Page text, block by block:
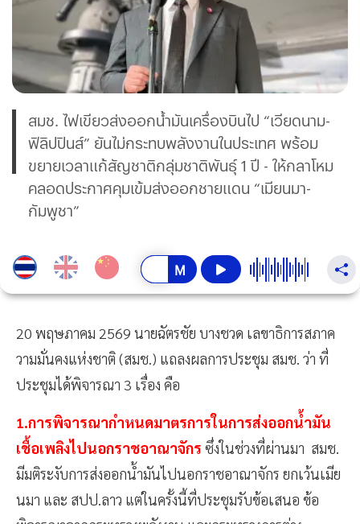
สมช. ไฟเขียวส่งออกน้ำมันเครื่องบินไป “เวียดนาม-
ฟิลิปปินส์” ยันไม่กระทบพลังงานในประเทศ พร้อม
ขยายเวลาแก้สัญชาติกลุ่มชาติพันธุ์ 1 ปี - ให้กลาโหม
คลอดประกาศคุมเข้มส่งออกชายแดน “เมียนมา-
กัมพูชา”
20 พฤษภาคม 2569 นายฉัตรชัย บางชวด เลขาธิการสภาค
วามมั่นคงแห่งชาติ (สมช.) แถลงผลการประชุม สมช. ว่า ที่
ประชุมได้พิจารณา 3 เรื่อง คือ
1.การพิจารณากำหนดมาตรการในการส่งออกน้ำมัน
เชื้อเพลิงไปนอกราชอาณาจักร ซึ่งในช่วงที่ผ่านมา สมช.
มีมติระงับการส่งออกน้ำมันไปนอกราชอาณาจักร ยกเว้นเมีย
นมา และ สปป.ลาว แต่ในครั้งนี้ที่ประชุมรับข้อเสนอ ข้อ